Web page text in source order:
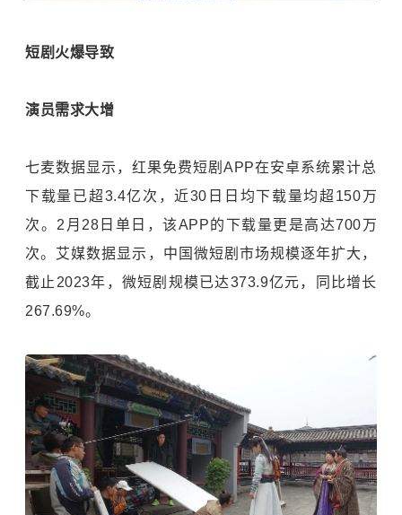
短剧火爆导致
演员需求大增
七麦数据显示，红果免费短剧APP在安卓系统累计总
下载量已超3.4亿次，近30日日均下载量均超150万
次。2月28日单日，该APP的下载量更是高达700万
次。艾媒数据显示，中国微短剧市场规模逐年扩大，
截止2023年，微短剧规模已达373.9亿元，同比增长
267.69%。